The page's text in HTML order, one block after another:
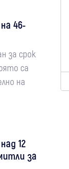
46-
за срок
са
на
12
за